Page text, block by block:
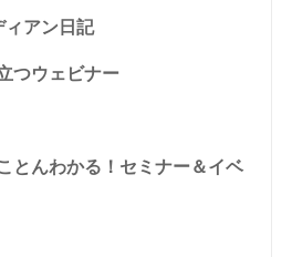
ィアン日記
つウェビナー
とんわかる！セミナー＆イベ